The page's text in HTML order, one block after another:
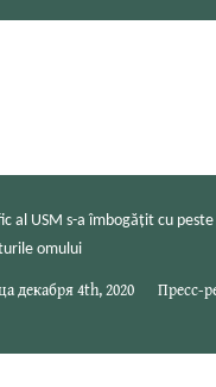
al USM s-a îmbogățit cu
omului
декабря 4th, 2020 Пресс-